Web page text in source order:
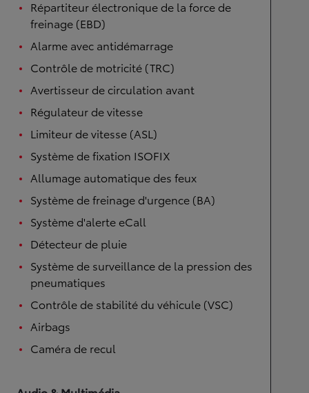
Répartiteur électronique de la force de
freinage (EBD)
Alarme avec antidémarrage
Contrôle de motricité (TRC)
Avertisseur de circulation avant
Régulateur de vitesse
Limiteur de vitesse (ASL)
Système de fixation ISOFIX
Allumage automatique des feux
Système de freinage d'urgence (BA)
Système d'alerte eCall
Détecteur de pluie
Système de surveillance de la pression des
pneumatiques
Contrôle de stabilité du véhicule (VSC)
Airbags
Caméra de recul